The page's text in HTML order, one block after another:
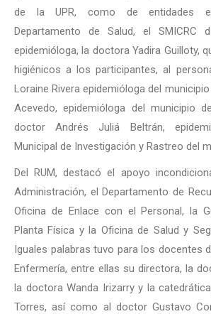
de la UPR, como de entidades
Departamento de Salud, el SMICRC
epidemióloga, la doctora Yadira Guilloty,
higiénicos a los participantes, al
Loraine Rivera epidemióloga del
Acevedo, epidemióloga del municipio
doctor Andrés Juliá Beltrán,
Municipal de Investigación y Rastreo del
Del RUM, destacó el apoyo
Administración, el Departamento de
Oficina de Enlace con el Personal, la
Planta Física y la Oficina de Salud y
Iguales palabras tuvo para los docentes
Enfermería, entre ellas su directora, la
la doctora Wanda Irizarry y la
Torres, así como al doctor Gustavo